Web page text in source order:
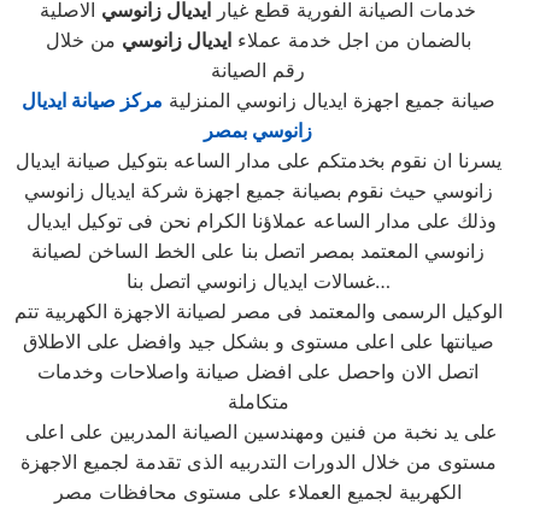
خدمات الصيانة الفورية قطع غيار ايديال زانوسي الاصلية
بالضمان من اجل خدمة عملاءايديال زانوسي من خلال
رقم الصيانة
صيانة جميع اجهزة ايديال زانوسي المنزلية مركز صيانة ايديال
زانوسي بمصر
يسرنا ان نقوم بخدمتكم على مدار الساعه بتوكيل صيانة ايديال
زانوسي حيث نقوم بصيانة جميع اجهزة شركة ايديال زانوسي
زانوسي المعتمد بمصر اتصل بنا على الخط الساخن لصيانة
غسالات ايديال زانوسي اتصل بنا…
الوكيل الرسمى والمعتمد فى مصر لصيانة الاجهزة الكهربية تتم
صيانتها على اعلى مستوى و بشكل جيد وافضل على الاطلاق
اتصل الان واحصل على افضل صيانة واصلاحات وخدمات
متكاملة
مستوى من خلال الدورات التدربيه الذى تقدمة لجميع الاجهزة
الكهربية لجميع العملاء على مستوى محافظات مصر